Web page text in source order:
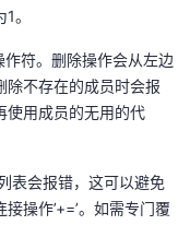
。
作符。删除操作会从左边
除不存在的成员时会报
使用成员的无用的代
表会报错，这可以避免
操作’+=’。如需专门覆